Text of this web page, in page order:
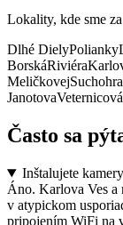
Lokality, kde sme
Dlhé DielyPolianky
BorskáRiviéra
Meličkovej
JanotovaVeternicová
Často sa
Inštalujete
Áno. Karlova Ves a
v atypickom
pripojením WiFi na